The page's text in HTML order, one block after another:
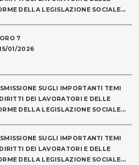
DELLA LEGISLAZIONE SOCIALE...
7
01/2026
SUGLI IMPORTANTI TEMI
DEI LAVORATORI E DELLE
DELLA LEGISLAZIONE SOCIALE...
SUGLI IMPORTANTI TEMI
DEI LAVORATORI E DELLE
DELLA LEGISLAZIONE SOCIALE...